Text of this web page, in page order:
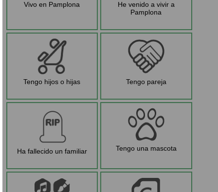
Vivo en Pamplona
He venido a vivir a
Pamplona
Tengo hijos o hijas Tengo pareja
Ha fallecido un familiar Tengo una mascota